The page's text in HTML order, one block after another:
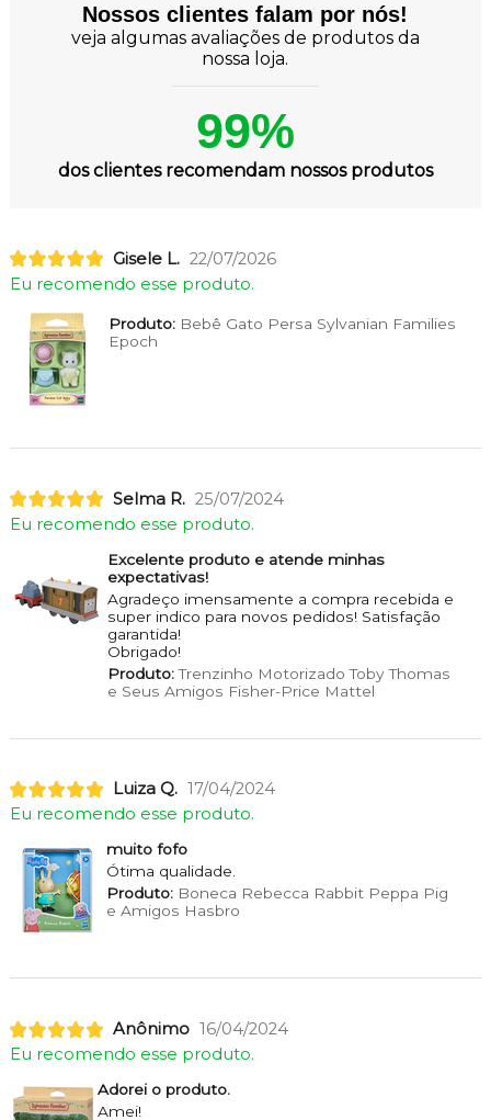
Nossos clientes falam por nós!
veja algumas avaliações de produtos da
nossa loja.
99%
dos clientes recomendam nossos produtos
Gisele L. 22/07/2026
Eu recomendo esse produto.
Produto:Bebê Gato Persa Sylvanian Families
Epoch
Selma R. 25/07/2024
Eu recomendo esse produto.
Excelente produto e atende minhas
expectativas!
Agradeço imensamente a compra recebida e
super indico para novos pedidos! Satisfação
garantida!
Obrigado!
Produto:Trenzinho Motorizado Toby Thomas
e Seus Amigos Fisher-Price Mattel
Luiza Q. 17/04/2024
Eu recomendo esse produto.
muito fofo
Ótima qualidade.
Produto:Boneca Rebecca Rabbit Peppa Pig
e Amigos Hasbro
Anônimo 16/04/2024
Eu recomendo esse produto.
Adorei o produto.
Amei!